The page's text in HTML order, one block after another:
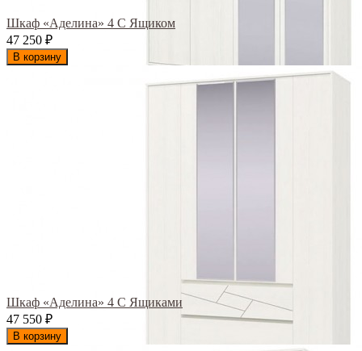
Шкаф «Аделина» 4 С Ящиком
47 250 ₽
В корзину
Шкаф «Аделина» 4 С Ящиками
47 550 ₽
В корзину